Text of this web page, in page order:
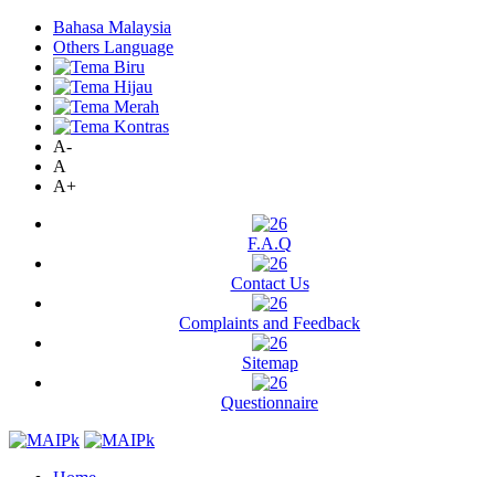
Bahasa Malaysia
Others Language
A-
A
A+
F.A.Q
Contact Us
Complaints and Feedback
Sitemap
Questionnaire